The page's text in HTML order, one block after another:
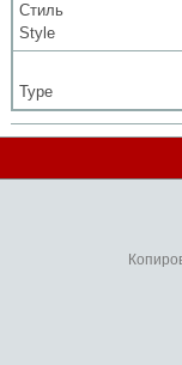
Стиль
Style
Type